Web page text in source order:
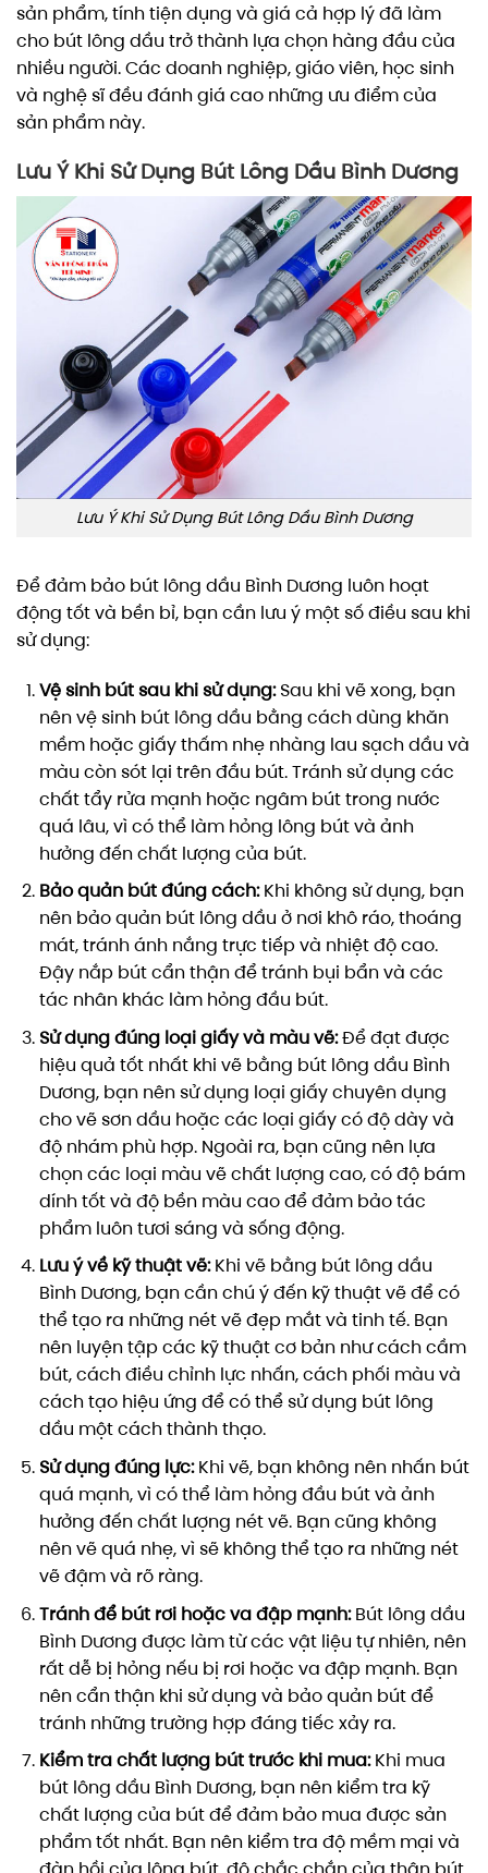
sản phẩm, tính tiện dụng và giá cả hợp lý đã làm
cho bút lông dầu trở thành lựa chọn hàng đầu của
nhiều người. Các doanh nghiệp, giáo viên, học sinh
và nghệ sĩ đều đánh giá cao những ưu điểm của
sản phẩm này.
Lưu Ý Khi Sử Dụng Bút Lông Dầu Bình Dương
Lưu Ý Khi Sử Dụng Bút Lông Dầu Bình Dương
Để đảm bảo bút lông dầu Bình Dương luôn hoạt
động tốt và bền bỉ, bạn cần lưu ý một số điều sau khi
sử dụng:
Vệ sinh bút sau khi sử dụng:Sau khi vẽ xong, bạn
nên vệ sinh bút lông dầu bằng cách dùng khăn
mềm hoặc giấy thấm nhẹ nhàng lau sạch dầu và
màu còn sót lại trên đầu bút. Tránh sử dụng các
chất tẩy rửa mạnh hoặc ngâm bút trong nước
quá lâu, vì có thể làm hỏng lông bút và ảnh
hưởng đến chất lượng của bút.
Bảo quản bút đúng cách:Khi không sử dụng, bạn
nên bảo quản bút lông dầu ở nơi khô ráo, thoáng
mát, tránh ánh nắng trực tiếp và nhiệt độ cao.
Đậy nắp bút cẩn thận để tránh bụi bẩn và các
tác nhân khác làm hỏng đầu bút.
Sử dụng đúng loại giấy và màu vẽ:Để đạt được
hiệu quả tốt nhất khi vẽ bằng bút lông dầu Bình
Dương, bạn nên sử dụng loại giấy chuyên dụng
cho vẽ sơn dầu hoặc các loại giấy có độ dày và
độ nhám phù hợp. Ngoài ra, bạn cũng nên lựa
chọn các loại màu vẽ chất lượng cao, có độ bám
dính tốt và độ bền màu cao để đảm bảo tác
phẩm luôn tươi sáng và sống động.
Lưu ý về kỹ thuật vẽ:Khi vẽ bằng bút lông dầu
Bình Dương, bạn cần chú ý đến kỹ thuật vẽ để có
thể tạo ra những nét vẽ đẹp mắt và tinh tế. Bạn
nên luyện tập các kỹ thuật cơ bản như cách cầm
bút, cách điều chỉnh lực nhấn, cách phối màu và
cách tạo hiệu ứng để có thể sử dụng bút lông
dầu một cách thành thạo.
Sử dụng đúng lực:Khi vẽ, bạn không nên nhấn bút
quá mạnh, vì có thể làm hỏng đầu bút và ảnh
hưởng đến chất lượng nét vẽ. Bạn cũng không
nên vẽ quá nhẹ, vì sẽ không thể tạo ra những nét
vẽ đậm và rõ ràng.
Tránh để bút rơi hoặc va đập mạnh:Bút lông dầu
Bình Dương được làm từ các vật liệu tự nhiên, nên
rất dễ bị hỏng nếu bị rơi hoặc va đập mạnh. Bạn
nên cẩn thận khi sử dụng và bảo quản bút để
tránh những trường hợp đáng tiếc xảy ra.
Kiểm tra chất lượng bút trước khi mua:Khi mua
bút lông dầu Bình Dương, bạn nên kiểm tra kỹ
chất lượng của bút để đảm bảo mua được sản
phẩm tốt nhất. Bạn nên kiểm tra độ mềm mại và